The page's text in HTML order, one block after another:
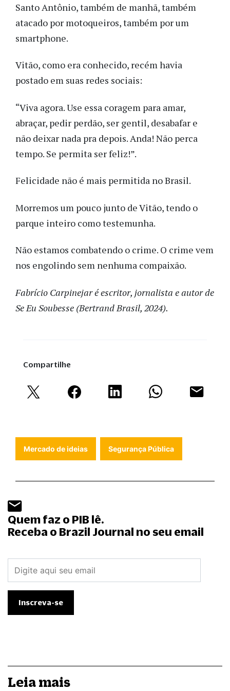
Santo Antônio, também de manhã, também
atacado por motoqueiros, também por um
smartphone.
Vitão, como era conhecido, recém havia
postado em suas redes sociais:
“Viva agora. Use essa coragem para amar,
abraçar, pedir perdão, ser gentil, desabafar e
não deixar nada pra depois. Anda! Não perca
tempo. Se permita ser feliz!”.
Felicidade não é mais permitida no Brasil.
Morremos um pouco junto de Vitão, tendo o
parque inteiro como testemunha.
Não estamos combatendo o crime. O crime vem
nos engolindo sem nenhuma compaixão.
Fabrício Carpinejar é escritor, jornalista e autor de
Se Eu Soubesse (Bertrand Brasil, 2024).
Compartilhe
Mercado de ideias Segurança Pública
Quem faz o PIB lê.
Receba o Brazil Journal no seu email
Leia mais